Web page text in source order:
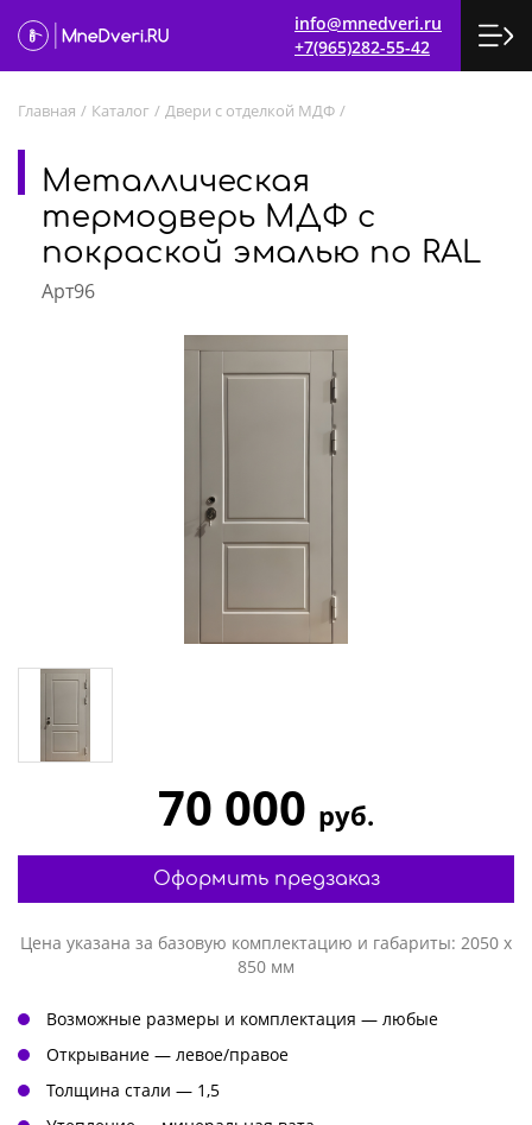
info@mnedveri.ru
+7(965)282-55-42
Главная / Каталог / Двери с отделкой МДФ /
Металлическая
термодверь МДФ с
покраской эмалью по RAL
Арт96
70 000 руб.
Оформить предзаказ
Цена указана за базовую комплектацию и габариты: 2050 х
850 мм
Возможные размеры и комплектация — любые
Открывание — левое/правое
Толщина стали — 1,5